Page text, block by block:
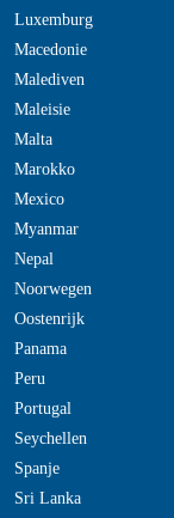
Luxemburg
Macedonie
Malediven
Maleisie
Malta
Marokko
Mexico
Myanmar
Nepal
Noorwegen
Oostenrijk
Panama
Peru
Portugal
Seychellen
Spanje
Sri Lanka